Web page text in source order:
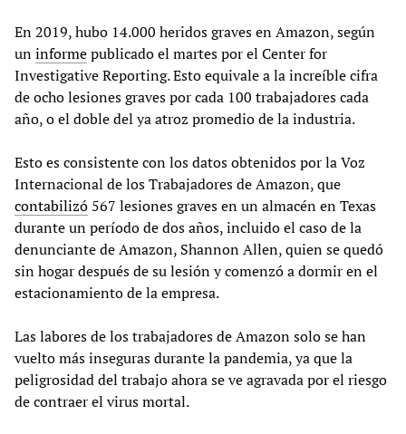
En 2019, hubo 14.000 heridos graves en Amazon, según
uninformepublicado el martes por el Center for
Investigative Reporting. Esto equivale a la increíble cifra
de ocho lesiones graves por cada 100 trabajadores cada
año, o el doble del ya atroz promedio de la industria.
Esto es consistente con los datos obtenidos por la Voz
Internacional de los Trabajadores de Amazon, que
contabilizó 567 lesiones graves en un almacén en Texas
durante un período de dos años, incluido el caso de la
denunciante de Amazon, Shannon Allen, quien se quedó
sin hogar después de su lesión y comenzó a dormir en el
estacionamiento de la empresa.
Las labores de los trabajadores de Amazon solo se han
vuelto más inseguras durante la pandemia, ya que la
peligrosidad del trabajo ahora se ve agravada por el riesgo
de contraer el virus mortal.